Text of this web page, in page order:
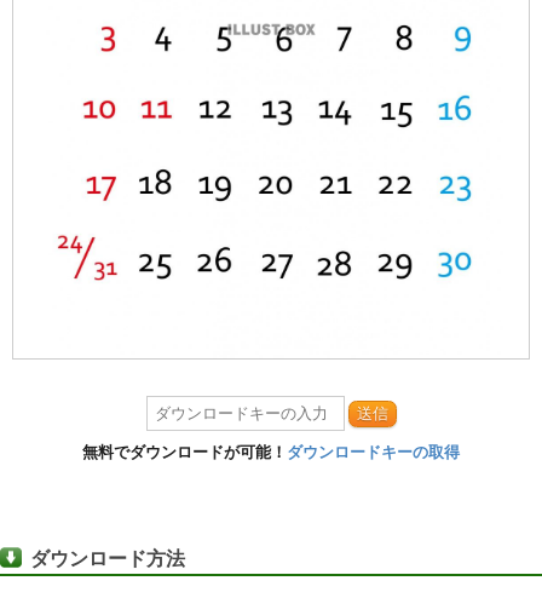
送信
無料でダウンロードが可能！ ダウンロードキーの取得
ダウンロード方法